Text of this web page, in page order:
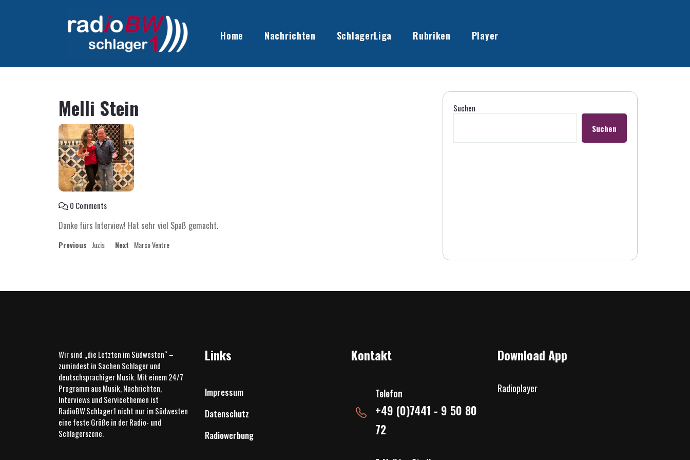
Home Nachrichten SchlagerLiga Rubriken Player
Melli Stein
0 Comments
Danke fürs Interview! Hat sehr viel Spaß gemacht.
Beitragsnavigation
Previous
Previous
Juzis Next
Next
Marco Ventre
Suchen
Suchen
Wir sind „die Letzten im Südwesten“ –
zumindest in Sachen Schlager und
deutschsprachiger Musik. Mit einem 24/7
Programm aus Musik, Nachrichten,
Interviews und Servicethemen ist
RadioBW.Schlager1 nicht nur im Südwesten
eine feste Größe in der Radio- und
Schlagerszene.
Links
Impressum
Datenschutz
Radiowerbung
Kontakt
Telefon
+49 (0)7441 - 9 50 80
72
Download App
Radioplayer